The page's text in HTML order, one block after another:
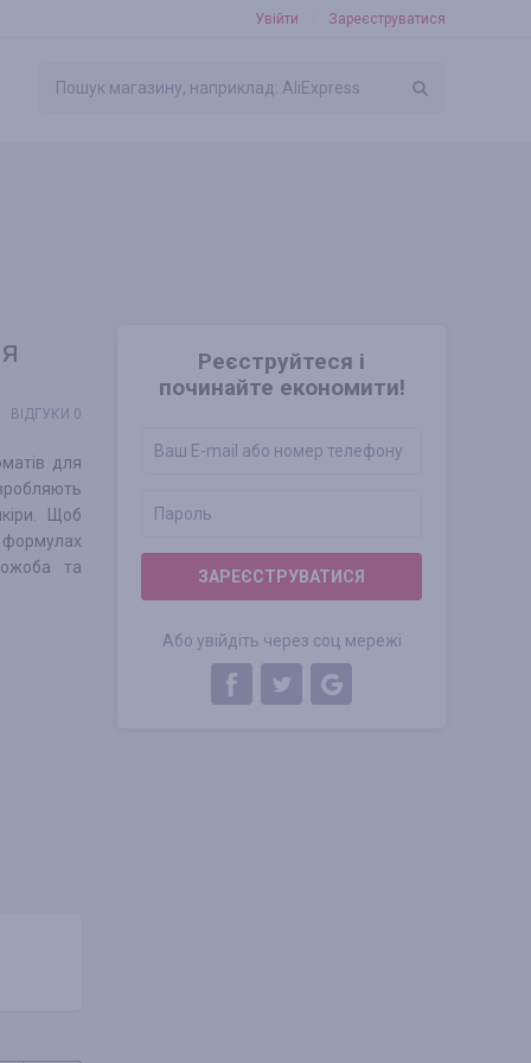
Увійти Зареєструватися
Реєструйтеся і
починайте економити!
ЗАРЕЄСТРУВАТИСЯ
Або увійдіть через соц мережі
ВІДГУКИ 0
для
Щоб
формулах
та